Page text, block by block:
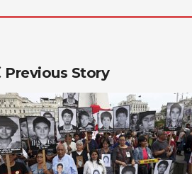
Previous Story